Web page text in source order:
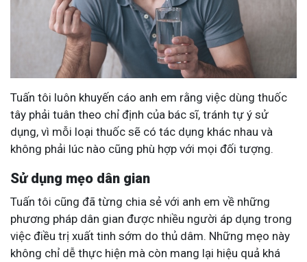
Tuấn tôi luôn khuyến cáo anh em rằng việc dùng thuốc
tây phải tuân theo chỉ định của bác sĩ, tránh tự ý sử
dụng, vì mỗi loại thuốc sẽ có tác dụng khác nhau và
không phải lúc nào cũng phù hợp với mọi đối tượng.
Sử dụng mẹo dân gian
Tuấn tôi cũng đã từng chia sẻ với anh em về những
phương pháp dân gian được nhiều người áp dụng trong
việc điều trị xuất tinh sớm do thủ dâm. Những mẹo này
không chỉ dễ thực hiện mà còn mang lại hiệu quả khá